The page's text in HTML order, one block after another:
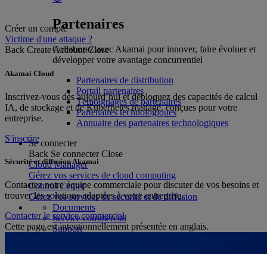
Partenaires
Collaborez avec Akamai pour innover, faire évoluer et
développer votre avantage concurrentiel
Partenaires de distribution
Portail partenaires
Témoignages de partenaires
Partenaires technologiques
Annuaire des partenaires technologiques
Se connecter
Back Se connecter Close
Cloud Manager
Gérez vos services de cloud computing
Control Center
Gérez vos services de sécurité et de diffusion
Documents
Service commercial
Support
Créer un compte
Victime d'une attaque ?
Back Create Account Close
Akamai Cloud
Inscrivez-vous dès aujourd’hui et débloquez des capacités de calcul
IA, de stockage et de Kubernetes managé, conçues pour votre
entreprise.
S'inscrire
Sécurité et diffusion Akamai
Contactez notre équipe commerciale pour discuter de vos besoins et
trouver les solutions adaptées à votre entreprise.
Contacter le service commercial
Cette page est intentionnellement présentée en anglais.